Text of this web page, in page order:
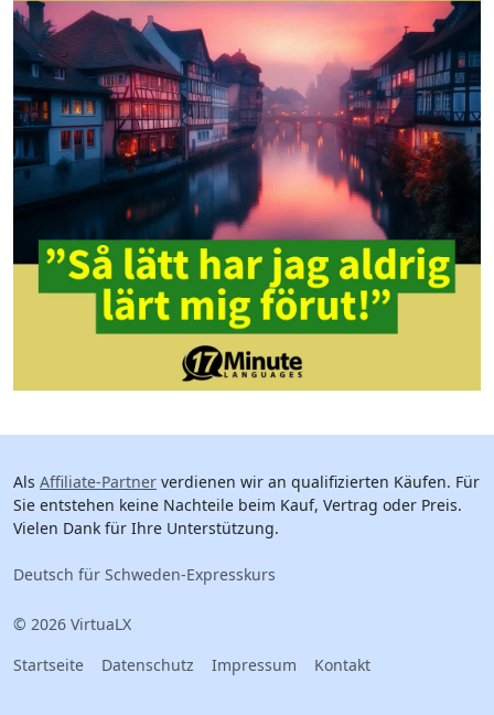
Als Affiliate-Partner verdienen wir an qualifizierten Käufen. Für
Sie entstehen keine Nachteile beim Kauf, Vertrag oder Preis.
Vielen Dank für Ihre Unterstützung.
Deutsch für Schweden-Expresskurs
© 2026 VirtuaLX
Startseite
Datenschutz Impressum Kontakt